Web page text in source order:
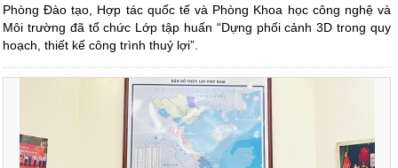
Phòng Đào tạo, Hợp tác quốc tế và Phòng Khoa học công nghệ và
Môi trường đã tổ chức Lớp tập huấn “Dựng phối cảnh 3D trong quy
hoạch, thiết kế công trình thuỷ lợi”.